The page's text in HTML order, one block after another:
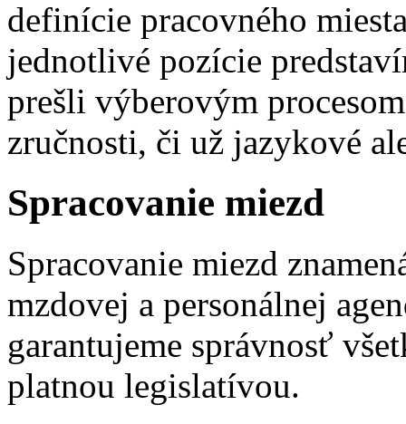
definície pracovného
jednotlivé pozície
prešli výberovým
zručnosti, či už jazykové
Spracovanie miezd
Spracovanie miezd
mzdovej a personálnej
garantujeme správnosť
platnou legislatívou.